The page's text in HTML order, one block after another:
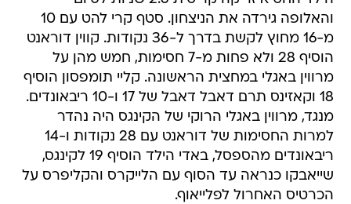
והאלופה גירדה את הניצחון. סטף קרי להט עם 10
מ-16 מחוץ לקשת בדרך ל-36 נקודות. קווין דוראנט
הוסיף 28 ולא פחות מ-7 חסימות, חמש מהן על
מרווין באגלי במחצית הראשונה. קליי תומפסון הוסיף
18 וקאזינס תרם דאבל דאבל של 17 ו-10 ריבאונדים.
מנגד, מרווין באגלי הרוקי של הקינגס היה נהדר
למרות החסימות של דוראנט עם 28 נקודות ו-14
ריבאונדים מהספסל, באדי הילד הוסיף 19 לקינגס,
שייאבקו כנראה עד הסוף עם הלייקרס והקליפרס על
הכרטיס האחרול לפלייאוף.